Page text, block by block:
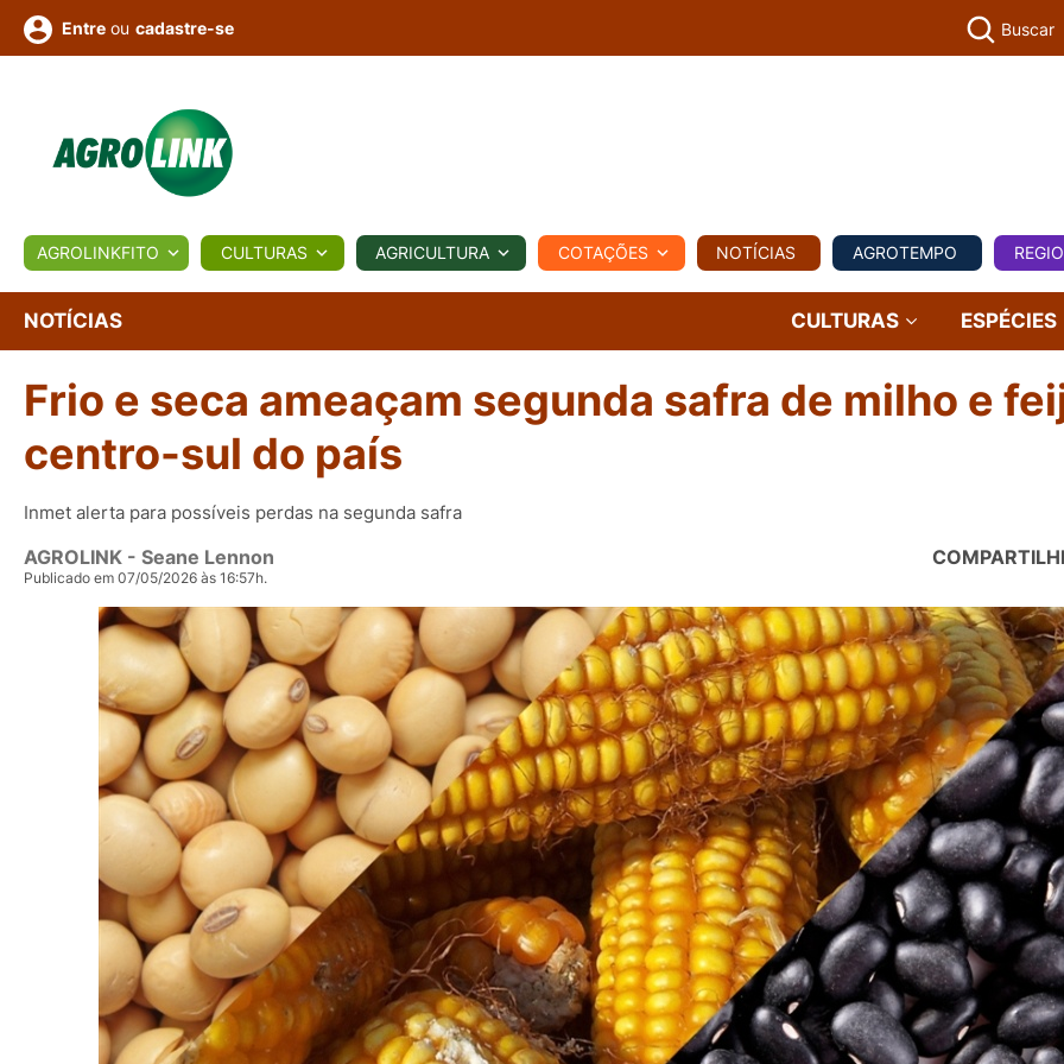
BIOLÓGICOS COTAÇÕES NOTÍCIAS AGROTEMPO REGIONAL COMERCIAL AGROVIAGENS
Conversor Colunistas Eventos
e
Vídeos
Entre ou cadastre-se Buscar
AGROLINKFITO CULTURAS AGRICULTURA COTAÇÕES NOTÍCIAS AGROTEMPO
NOTÍCIAS CULTURAS ESPÉCIES
Frio e seca ameaçam segunda safra de milho e
centro-sul do país
Inmet alerta para possíveis perdas na segunda safra
AGROLINK - Seane Lennon
Publicado em 07/05/2026 às 16:57h.